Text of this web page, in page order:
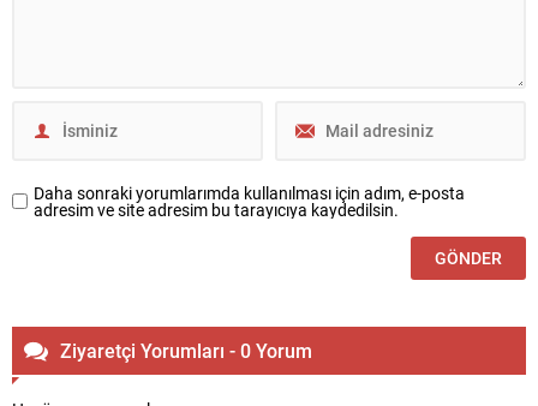
Daha sonraki yorumlarımda kullanılması için adım, e-posta
adresim ve site adresim bu tarayıcıya kaydedilsin.
Ziyaretçi Yorumları - 0 Yorum